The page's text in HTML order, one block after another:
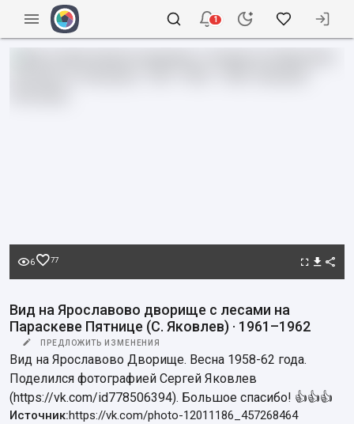
1
6 77
Вид на Ярославово дворище с лесами на
Параскеве Пятнице (С. Яковлев) · 1961–1962
ПРЕДЛОЖИТЬ ИЗМЕНЕНИЯ
Вид на Ярославово Дворище. Весна 1958-62 года.
Поделился фотографией Сергей Яковлев
(https://vk.com/id778506394). Большое спасибо! 👍👍👍
Источник:https://vk.com/photo-12011186_457268464